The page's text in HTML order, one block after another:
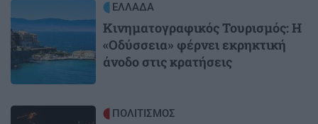
ΕΛΛΑΔΑ
Κινηματογραφικός Τουρισμός: Η
«Οδύσσεια» φέρνει εκρηκτική
άνοδο στις κρατήσεις
Image ΠΟΛΙΤΙΣΜΟΣ